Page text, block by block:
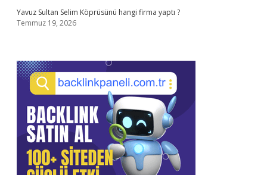
Yavuz Sultan Selim Köprüsünü hangi firma yaptı ?
Temmuz 19, 2026